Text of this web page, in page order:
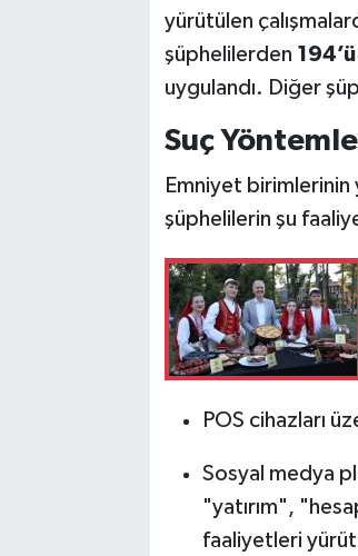
yürütülen
şüphelilerden
uygulandı. Diğer
Suç
Emniyet birimlerinin
şüphelilerin şu
POS cihazları
Sosyal medya
"yatırım",
faaliyetleri